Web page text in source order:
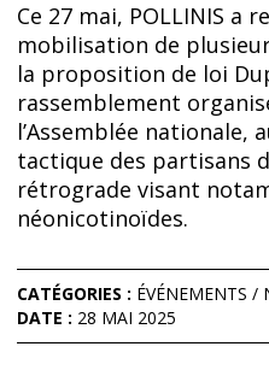
Ce 27 mai, POLLINIS a
mobilisation de
la proposition de loi
rassemblement
l’Assemblée nationale,
tactique des partisans
rétrograde visant
néonicotinoïdes.
CATÉGORIES : ÉVÉNEMENTS /
DATE : 28 MAI 2025